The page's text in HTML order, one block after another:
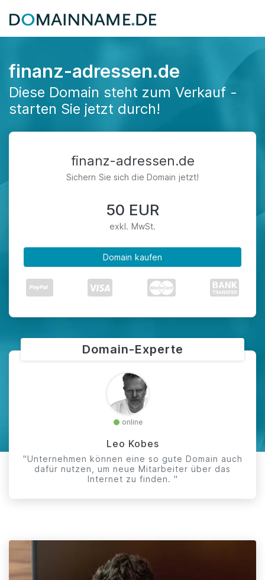
finanz-adressen.de
Diese Domain steht zum Verkauf -
starten Sie jetzt durch!
finanz-adressen.de
Sichern Sie sich die Domain jetzt!
50 EUR
exkl. MwSt.
Domain kaufen
Domain-Experte
online
Leo Kobes
"Unternehmen können eine so gute Domain auch
dafür nutzen, um neue Mitarbeiter über das
Internet zu finden. "